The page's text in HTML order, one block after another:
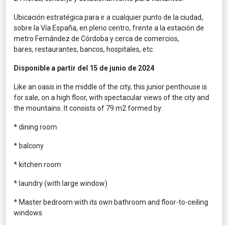
Ubicación estratégica para ir a cualquier punto de la ciudad,
sobre la Vía España, en pleno centro, frente a la estación de
metro Fernández de Córdoba y cerca de comercios,
bares, restaurantes, bancos, hospitales, etc.
Disponible a partir del 15 de junio de 2024
Like an oasis in the middle of the city, this junior penthouse is
for sale, on a high floor, with spectacular views of the city and
the mountains. It consists of 79 m2 formed by:
* dining room
* balcony
* kitchen room
* laundry (with large window)
* Master bedroom with its own bathroom and floor-to-ceiling
windows